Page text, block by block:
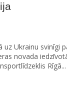
uz Ukrainu svinīgi
novada
Rīgā...